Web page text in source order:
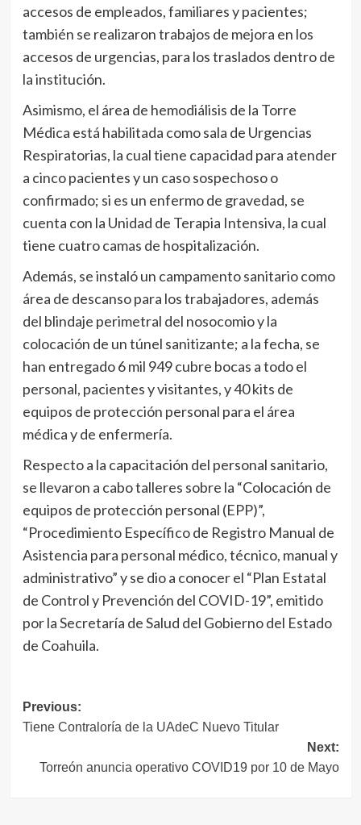
accesos de empleados, familiares y pacientes;
también se realizaron trabajos de mejora en los
accesos de urgencias, para los traslados dentro de
la institución.
Asimismo, el área de hemodiálisis de la Torre
Médica está habilitada como sala de Urgencias
Respiratorias, la cual tiene capacidad para atender
a cinco pacientes y un caso sospechoso o
confirmado; si es un enfermo de gravedad, se
cuenta con la Unidad de Terapia Intensiva, la cual
tiene cuatro camas de hospitalización.
Además, se instaló un campamento sanitario como
área de descanso para los trabajadores, además
del blindaje perimetral del nosocomio y la
colocación de un túnel sanitizante; a la fecha, se
han entregado 6 mil 949 cubre bocas a todo el
personal, pacientes y visitantes, y 40 kits de
equipos de protección personal para el área
médica y de enfermería.
Respecto a la capacitación del personal sanitario,
se llevaron a cabo talleres sobre la “Colocación de
equipos de protección personal (EPP)”,
“Procedimiento Específico de Registro Manual de
Asistencia para personal médico, técnico, manual y
administrativo” y se dio a conocer el “Plan Estatal
de Control y Prevención del COVID-19”, emitido
por la Secretaría de Salud del Gobierno del Estado
de Coahuila.
Navegación
de
entradas
Previous:
Tiene Contraloría de la UAdeC Nuevo Titular
Next:
Torreón anuncia operativo COVID19 por 10 de Mayo